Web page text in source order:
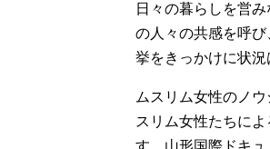
日々の暮らしを営
の人々の共感を呼
挙をきっかけに状況
ムスリム女性のノ
スリム女性たちに